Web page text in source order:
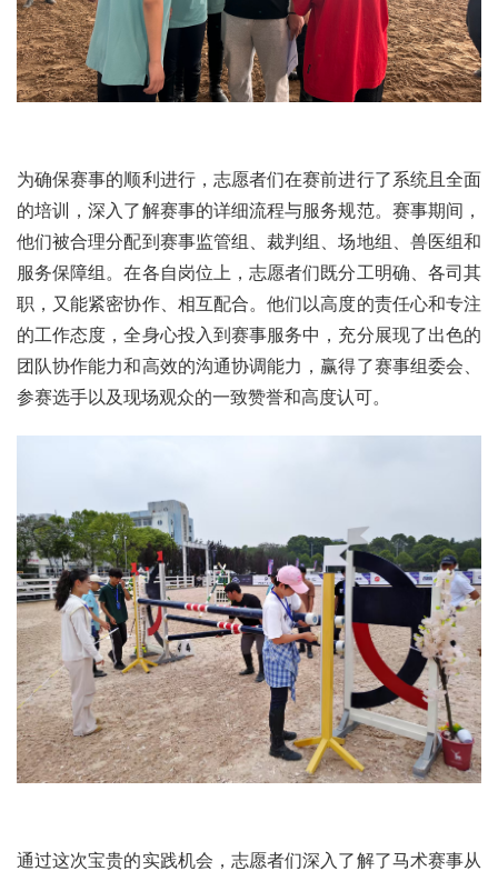
为确保赛事的顺利进行，志愿者们在赛前进行了系统且全面
的培训，深入了解赛事的详细流程与服务规范。赛事期间，
他们被合理分配到赛事监管组、裁判组、场地组、兽医组和
服务保障组。在各自岗位上，志愿者们既分工明确、各司其
职，又能紧密协作、相互配合。他们以高度的责任心和专注
的工作态度，全身心投入到赛事服务中，充分展现了出色的
团队协作能力和高效的沟通协调能力，赢得了赛事组委会、
参赛选手以及现场观众的一致赞誉和高度认可。
通过这次宝贵的实践机会，志愿者们深入了解了马术赛事从